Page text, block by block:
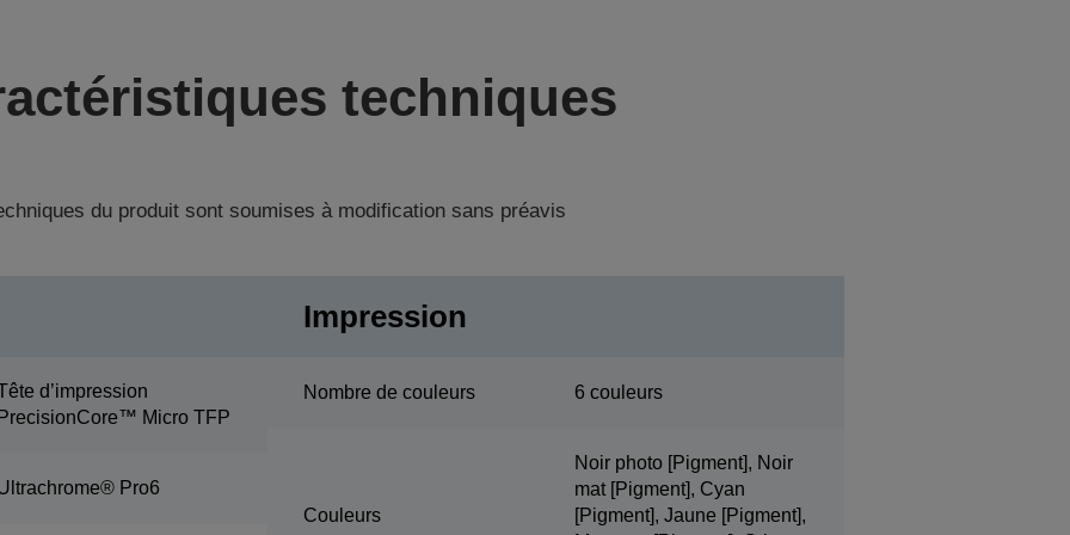
techniques
du produit sont soumises à modification sans préavis
d’impression
Micro TFP
Pro6
Impression
Nombre de couleurs 6 couleurs
Couleurs
Noir photo [Pigment], Noir
mat [Pigment], Cyan
[Pigment], Jaune [Pigment],